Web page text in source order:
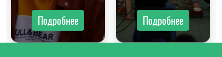
Подробнее
Подробнее